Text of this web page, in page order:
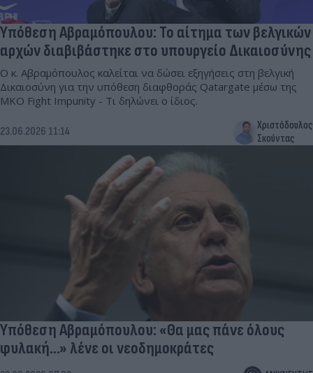
Υπόθεση Αβραμόπουλου: Το αίτημα των βελγικών
αρχών διαβιβάστηκε στο υπουργείο Δικαιοσύνης
Ο κ. Αβραμόπουλος καλείται να δώσει εξηγήσεις στη βελγική
Δικαιοσύνη για την υπόθεση διαφθοράς Qatargate μέσω της
ΜΚΟ Fight Impunity - Τι δηλώνει ο ίδιος.
23.06.2026 11:14
Χριστόδουλος
Σκούντας
Υπόθεση Αβραμόπουλου: «Θα μας πάνε όλους
φυλακή...» λένε οι νεοδημοκράτες